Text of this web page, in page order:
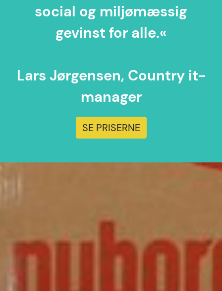
social og miljømæssig
gevinst for alle.«
Lars Jørgensen, Country it-
manager
SE PRISERNE